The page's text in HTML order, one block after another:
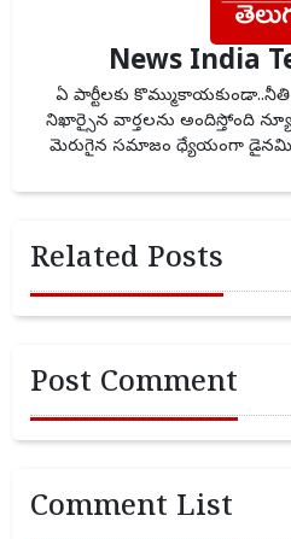
News India
ఏ పార్టీలకు
నిఖార్సైన వార్తలను అందిస్తోంది
మెరుగైన సమాజం ధ్యేయంగా డైనమిక్
Related Posts
Post Comment
Comment List